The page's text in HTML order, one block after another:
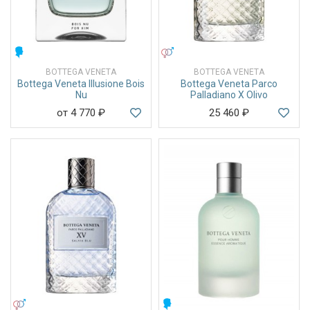
BOTTEGA VENETA
Bottega Veneta Illusione Bois
Nu
от 4 770 ₽
BOTTEGA VENETA
Bottega Veneta Parco
Palladiano X Olivo
25 460 ₽